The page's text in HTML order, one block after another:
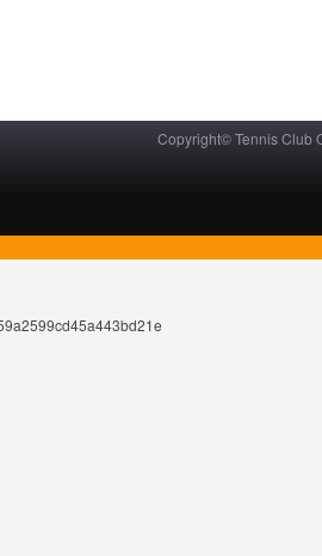
Copyright© Tennis Club